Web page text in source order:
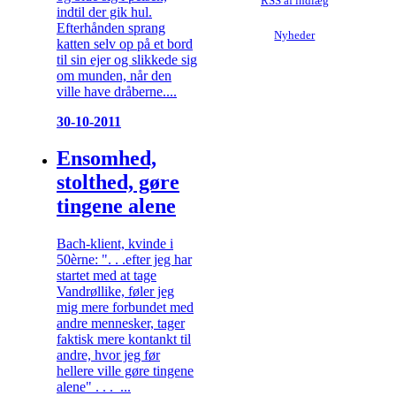
indtil der gik hul.
Efterhånden sprang
katten selv op på et bord
til sin ejer og slikkede sig
om munden, når den
ville have dråberne....
30-10-2011
Ensomhed,
stolthed, gøre
tingene alene
Bach-klient, kvinde i
50èrne: ". . .efter jeg har
startet med at tage
Vandrøllike, føler jeg
mig mere forbundet med
andre mennesker, tager
faktisk mere kontankt til
andre, hvor jeg før
hellere ville gøre tingene
alene" . . . ...
Nyheder